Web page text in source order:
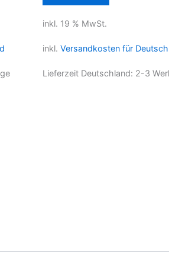
inkl. 19 % MwSt.
inkl. Versandkosten für
Lieferzeit Deutschland: 2-3